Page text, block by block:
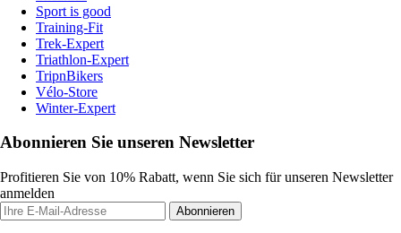
Sport is good
Training-Fit
Trek-Expert
Triathlon-Expert
TripnBikers
Vélo-Store
Winter-Expert
Abonnieren Sie unseren Newsletter
Profitieren Sie von 10% Rabatt, wenn Sie sich für unseren Newsletter
anmelden
Abonnieren